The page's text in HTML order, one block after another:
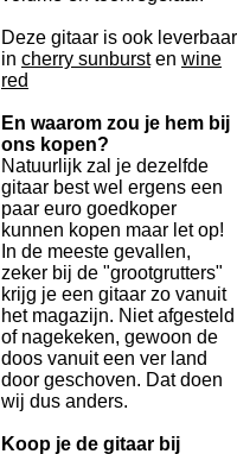
Deze gitaar is ook leverbaar
in cherry sunbursten wine
red
En waarom zou je hem bij
ons kopen?
Natuurlijk zal je dezelfde
gitaar best wel ergens een
paar euro goedkoper
kunnen kopen maar let op!
In de meeste gevallen,
zeker bij de "grootgrutters"
krijg je een gitaar zo vanuit
het magazijn. Niet afgesteld
of nagekeken, gewoon de
doos vanuit een ver land
door geschoven. Dat doen
wij dus anders.
Koop je de gitaar bij